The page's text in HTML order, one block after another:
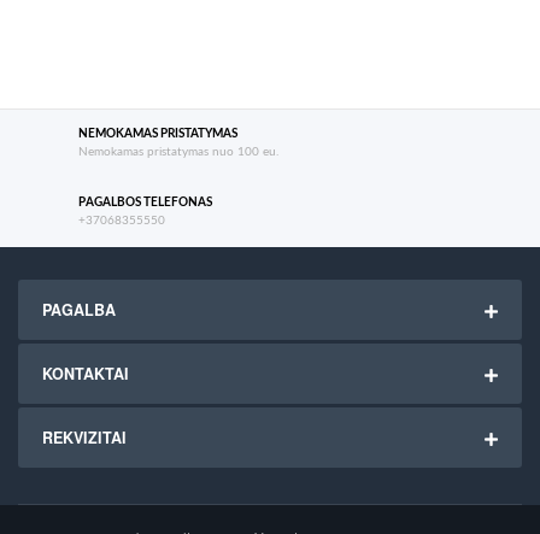
NEMOKAMAS PRISTATYMAS
Nemokamas pristatymas nuo 100 eu.
PAGALBOS TELEFONAS
+37068355550
PAGALBA
KONTAKTAI
REKVIZITAI